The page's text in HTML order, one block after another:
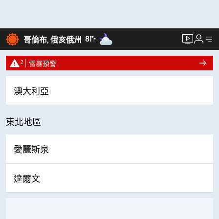
哥倫布, 俄亥俄州 81°F
2 雷暴預警
澳大利亞
東北地區
愛麗斯泉
達爾文